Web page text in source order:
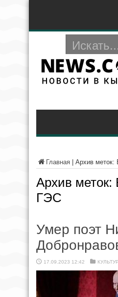
Главная Архив меток:
Архив меток:
ГЭС
Умер поэт
17.09.2023 12:42